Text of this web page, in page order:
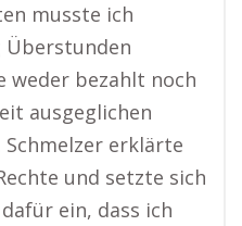
musste ich
Überstunden
weder bezahlt noch
ausgeglichen
Schmelzer erklärte
und setzte sich
ein, dass ich